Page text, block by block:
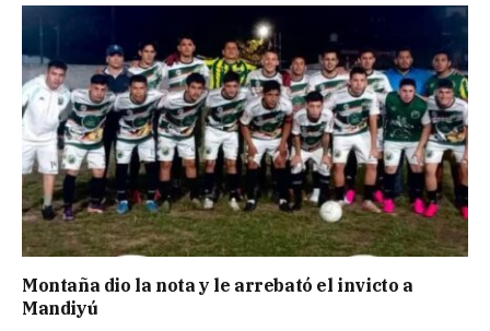
Montaña dio la nota y le arrebató el invicto a
Mandiyú